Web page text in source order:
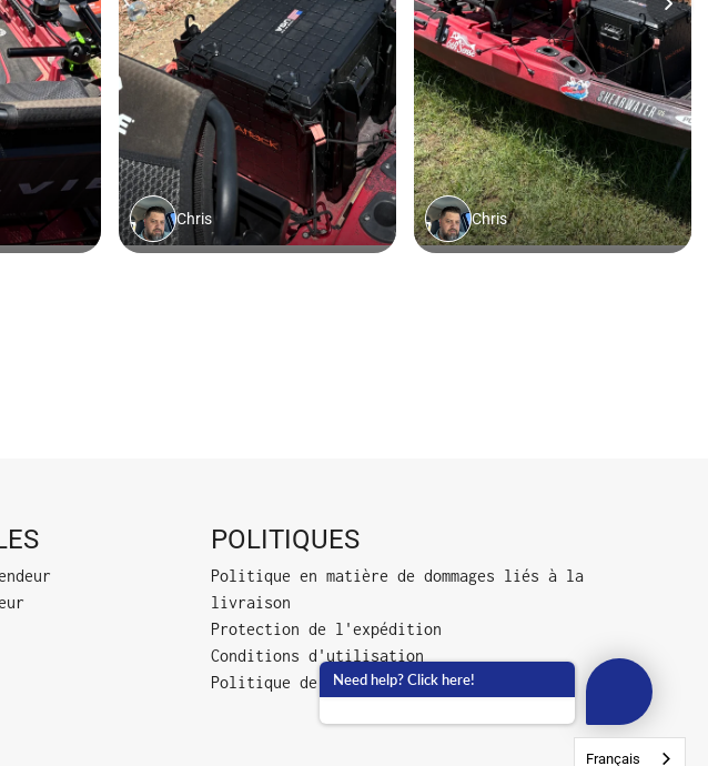
POLITIQUES
Politique en matière de dommages liés à la
livraison
Protection de l'expédition
Conditions d'utilisation
Politique de confidentialité
Français
Need help? Click here!